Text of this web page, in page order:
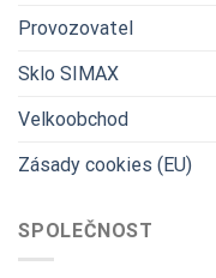
Provozovatel
Sklo SIMAX
Velkoobchod
Zásady cookies (EU)
SPOLEČNOST